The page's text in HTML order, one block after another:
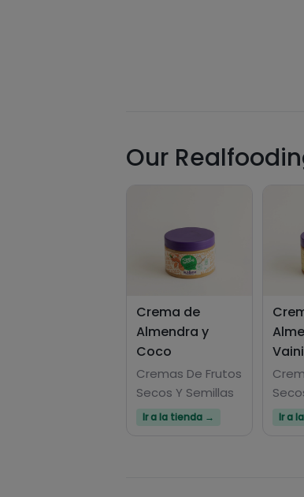
Our
Crema de
Almendra y
Coco
Cremas De Frutos
Secos Y Semillas
Ir a la tienda → Ir a